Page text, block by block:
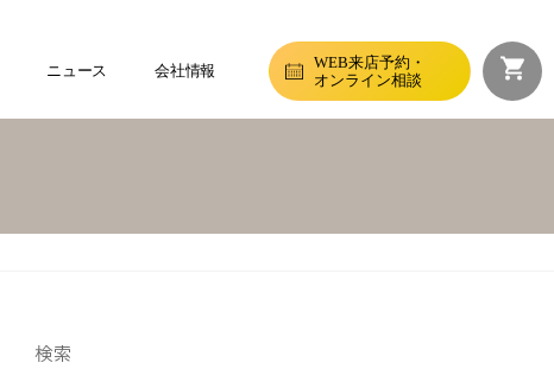
ニュース 会社情報
WEB来店予約・
オンライン相談
検索